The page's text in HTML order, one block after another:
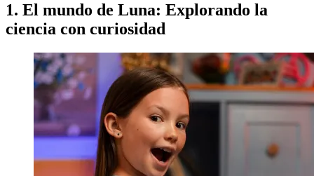
1. El mundo de Luna: Explorando la
ciencia con curiosidad